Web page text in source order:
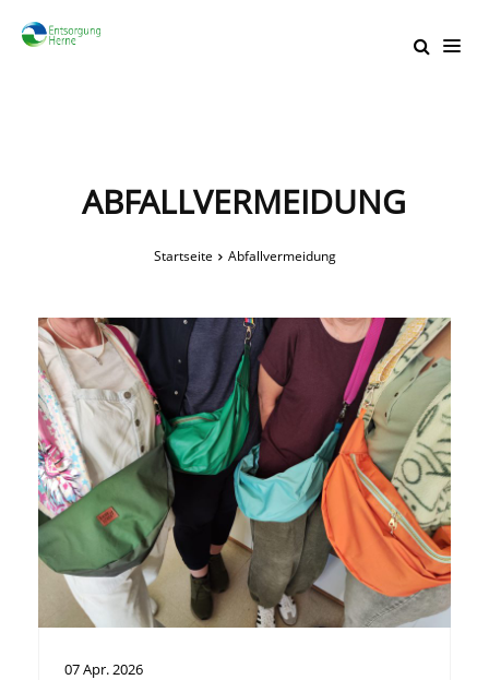
ABFALLVERMEIDUNG
Startseite Abfallvermeidung
07Apr. 2026